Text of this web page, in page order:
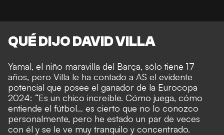
QUÉ DIJO DAVID VILLA
Yamal, el niño maravilla del Barça, sólo tiene 17
años, pero Villa le ha contado a AS el evidente
potencial que posee el ganador de la Eurocopa
2024: “Es un chico increíble. Cómo juega, cómo
entiende el fútbol… es cierto que no lo conozco
personalmente, pero he estado un par de veces
con él y se le ve muy tranquilo y concentrado.